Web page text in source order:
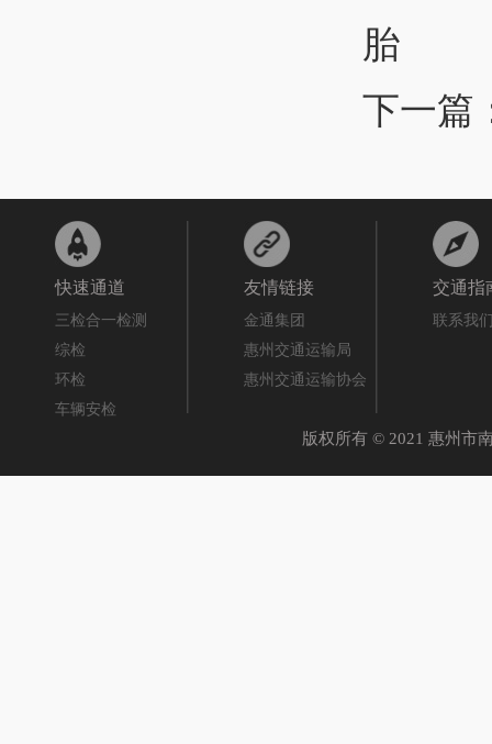
胎
下一篇
快速通道
三检合一检测
综检
环检
车辆安检
友情链接
金通集团
惠州交通运输局
惠州交通运输协会
交通指
联系我
版权所有 © 2021 惠州市